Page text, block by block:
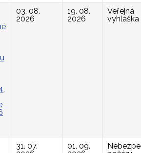
03. 08.
2026
19. 08.
2026
Veřejná
vyhláška
31. 07.
01. 09.